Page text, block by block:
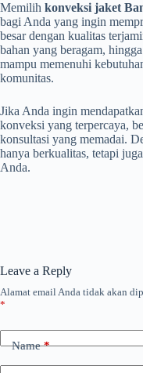
Memilih konveksi jaket
bagi Anda yang ingin
besar dengan kualitas
bahan yang beragam,
mampu memenuhi
komunitas.
Jika Anda ingin
konveksi yang terpercaya,
konsultasi yang memadai.
hanya berkualitas, tetapi
Anda.
Leave a Reply
Alamat email Anda tidak akan
*
Name*